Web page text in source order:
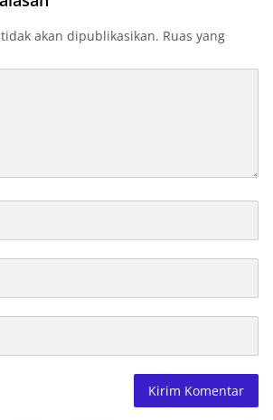
akan dipublikasikan. Ruas yang